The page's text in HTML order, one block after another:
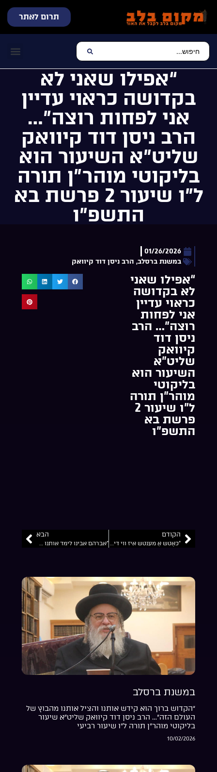
תרום לאתר
“אפילו שאני לא
בקדושה כראוי עדיין
אני לפחות רוצה”…
הרב ניסן דוד קיוואק
שליט”א השיעור הוא
בליקוטי מוהר”ן תורה
ל”ו שיעור 2 פרשת בא
התשפ”ו
01/26/2026
במשנת ברסלב, הרב ניסן דוד קיוואק
“אפילו שאני
לא בקדושה
כראוי עדיין
אני לפחות
רוצה”… הרב
ניסן דוד
קיוואק
שליט”א
השיעור הוא
בליקוטי
מוהר”ן תורה
ל”ו שיעור 2
פרשת בא
התשפ”ו
הקודם
“כאָטש אַ מענטש איז ווי די הויט פֿון אַ בהמה, מוז ער זײַן הייליג”… הרב ניסן דוד קיוואק שליט”א השיעור נמסר בראש חודש שבט תשפ”ו
הבא
“אברהם אבינו לימד אותנו לא לעשות עבודה זרה מדברים בעולם הזה”… הרב ניסן דוד קיוואק שליט”א ליקוטי מוהר”ן תורה ל”ו שיעור 3 פרשת בשלח התשפ”ו
במשנת ברסלב
“הקדוש ברוך הוא קידש אותנו והציל אותנו מהבוץ של
העולם הזה”… הרב ניסן דוד קיוואק שליט”א שיעור
בליקוטי מוהר”ן תורה ל”ו שיעור רביעי
10/02/2026